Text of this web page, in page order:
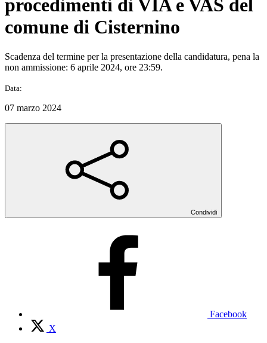
procedimenti di VIA e VAS del
comune di Cisternino
Scadenza del termine per la presentazione della candidatura, pena la
non ammissione: 6 aprile 2024, ore 23:59.
Data:
07 marzo 2024
Condividi
Facebook
X